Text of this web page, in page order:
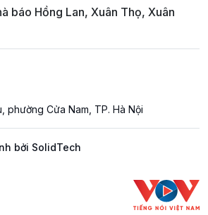
báo Hồng Lan, Xuân Thọ, Xuân
phường Cửa Nam, TP. Hà Nội
bởi SolidTech